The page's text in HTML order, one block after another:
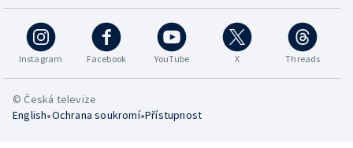
Instagram Facebook YouTube X Threads
© Česká televize
English•Ochrana soukromí•Přístupnost